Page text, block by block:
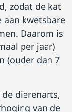
zodat de kat
aan kwetsbare
Daarom is
per jaar)
(ouder dan 7
dierenarts,
van de